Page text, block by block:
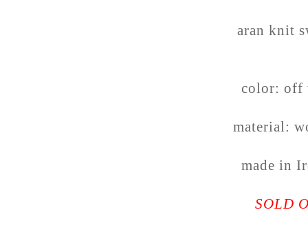
aran knit
color: off
material:
made in
SOLD